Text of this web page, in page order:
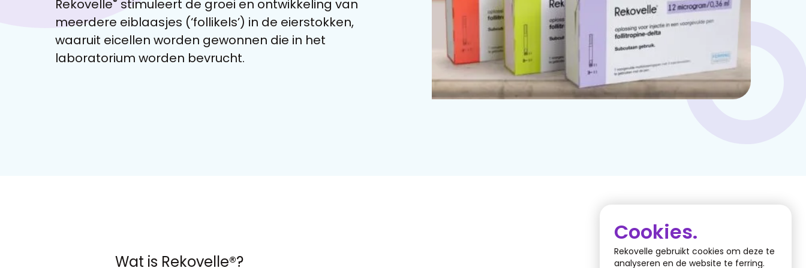
Rekovelle stimuleert de groei en ontwikkeling van
meerdere eiblaasjes (‘follikels’) in de eierstokken,
waaruit eicellen worden gewonnen die in het
laboratorium worden bevrucht.
Wat is Rekovelle®?
Cookies.
Rekovelle gebruikt cookies om deze te
analyseren en de website te ferring.